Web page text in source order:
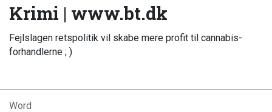
Podcast
Krimi | www.bt.dk
Fejlslagen retspolitik vil skabe mere profit til cannabis-
forhandlerne ; )
Word